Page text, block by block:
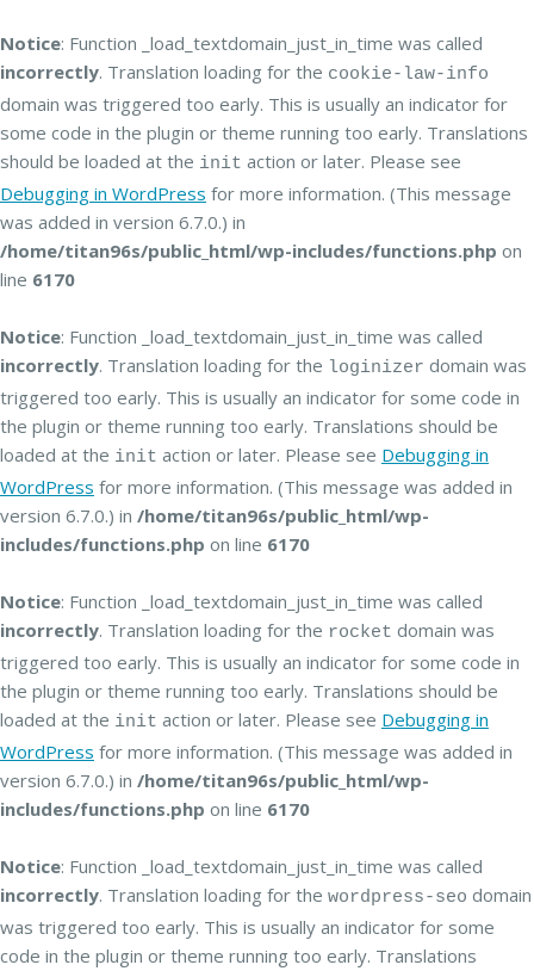
Notice: Function _load_textdomain_just_in_time was called
incorrectly. Translation loading for the cookie-law-info
domain was triggered too early. This is usually an indicator for
some code in the plugin or theme running too early. Translations
should be loaded at the init action or later. Please see
Debugging in WordPress for more information. (This message
was added in version 6.7.0.) in
/home/titan96s/public_html/wp-includes/functions.php on
line 6170
Notice: Function _load_textdomain_just_in_time was called
incorrectly. Translation loading for the loginizer domain was
triggered too early. This is usually an indicator for some code in
the plugin or theme running too early. Translations should be
loaded at the init action or later. Please see Debugging in
WordPress for more information. (This message was added in
version 6.7.0.) in /home/titan96s/public_html/wp-
includes/functions.php on line 6170
Notice: Function _load_textdomain_just_in_time was called
incorrectly. Translation loading for the rocket domain was
triggered too early. This is usually an indicator for some code in
the plugin or theme running too early. Translations should be
loaded at the init action or later. Please see Debugging in
WordPress for more information. (This message was added in
version 6.7.0.) in /home/titan96s/public_html/wp-
includes/functions.php on line 6170
Notice: Function _load_textdomain_just_in_time was called
incorrectly. Translation loading for the wordpress-seo domain
was triggered too early. This is usually an indicator for some
code in the plugin or theme running too early. Translations